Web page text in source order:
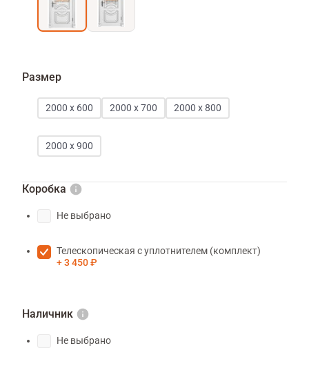
Размер
2000 х 600 2000 х 700 2000 х 800
2000 х 900
Коробка
Не выбрано
Телескопическая с уплотнителем (комплект)
3 450 ₽
Наличник
Не выбрано